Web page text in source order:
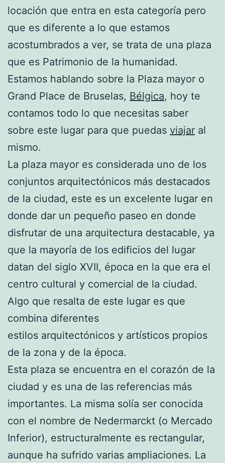
locación que entra en esta categoría pero
que es diferente a lo que estamos
acostumbrados a ver, se trata de una plaza
que es Patrimonio de la humanidad.
Estamos hablando sobre la Plaza mayor o
Grand Place de Bruselas, Bélgica, hoy te
contamos todo lo que necesitas saber
sobre este lugar para que puedas viajar al
mismo.
La plaza mayor es considerada uno de los
conjuntos arquitectónicos más destacados
de la ciudad, este es un excelente lugar en
donde dar un pequeño paseo en donde
disfrutar de una arquitectura destacable, ya
que la mayoría de los edificios del lugar
datan del siglo XVII, época en la que era el
centro cultural y comercial de la ciudad.
Algo que resalta de este lugar es que
combina diferentes
estilos arquitectónicos y artísticos propios
de la zona y de la época.
Esta plaza se encuentra en el corazón de la
ciudad y es una de las referencias más
importantes. La misma solía ser conocida
con el nombre de Nedermarckt (o Mercado
Inferior), estructuralmente es rectangular,
aunque ha sufrido varias ampliaciones. La